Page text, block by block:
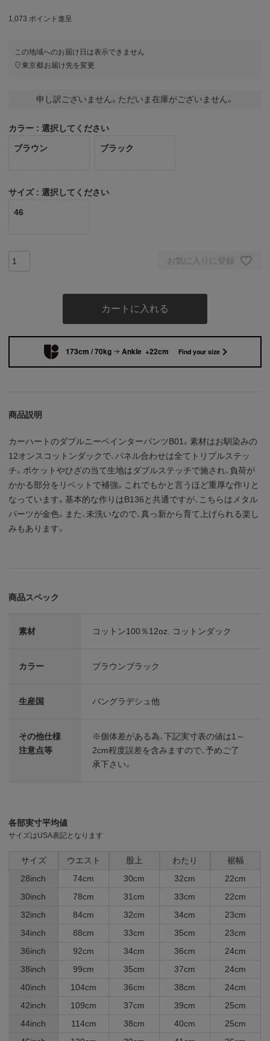
1,073 ポイント進呈
この地域へのお届け日は表示できません
東京都お届け先を変更
申し訳ございません。ただいま在庫がございません。
カラー 選択してください
ブラウン ブラック
サイズ 選択してください
46
お気に入りに登録
カートに入れる
173cm / 70kg Ankle +22cm Find your size
商品説明
カーハートのダブルニーペインターパンツB01。素材はお馴染みの
12オンスコットンダックで、パネル合わせは全てトリプルステッ
チ。ポケットやひざの当て生地はダブルステッチで施され、負荷が
かかる部分をリベットで補強。これでもかと言うほど重厚な作りと
なっています。基本的な作りはB136と共通ですが、こちらはメタル
パーツが金色。また、未洗いなので、真っ新から育て上げられる楽し
みもあります。
商品スペック
素材 コットン100％12oz. コットンダック
カラー ブラウンブラック
生産国 バングラデシュ他
その他仕様
注意点等
※個体差がある為、下記実寸表の値は1～
2cm程度誤差を含みますので、予めご了
承下さい。
各部実寸平均値
サイズはUSA表記となります
サイズ ウエスト 股上 わたり
裾幅
28inch
74cm 30cm 32cm
22cm
30inch
78cm 31cm 33cm
22cm
32inch
84cm 32cm 34cm
23cm
34inch
88cm 33cm 35cm
23cm
36inch
92cm 34cm 36cm
24cm
38inch
99cm 35cm 37cm
24cm
40inch
104cm 36cm 38cm
24cm
42inch
109cm 37cm 39cm
25cm
44inch
114cm 38cm 40cm
25cm